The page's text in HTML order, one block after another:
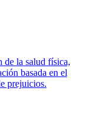
de la salud física,
basada en el
prejuicios.